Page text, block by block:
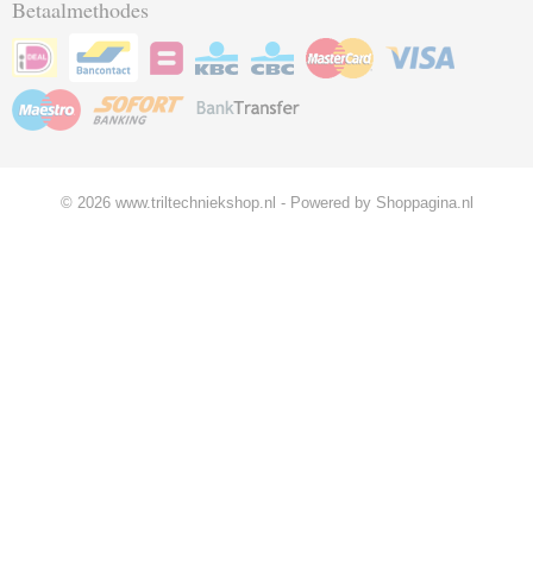
Betaalmethodes
© 2026 www.triltechniekshop.nl - Powered by Shoppagina.nl